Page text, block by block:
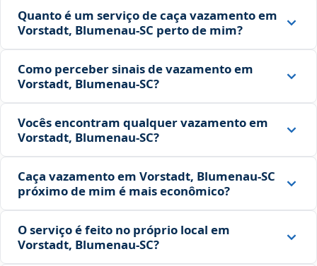
Quanto é um serviço de caça vazamento em
Vorstadt, Blumenau‑SC perto de mim?
Como perceber sinais de vazamento em
Vorstadt, Blumenau‑SC?
Vocês encontram qualquer vazamento em
Vorstadt, Blumenau‑SC?
Caça vazamento em Vorstadt, Blumenau‑SC
próximo de mim é mais econômico?
O serviço é feito no próprio local em
Vorstadt, Blumenau‑SC?